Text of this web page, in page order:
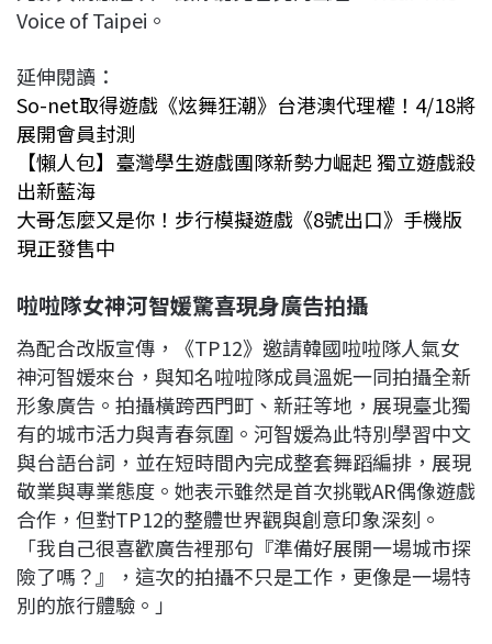
Voice of Taipei。
延伸閱讀：
So-net取得遊戲《炫舞狂潮》台港澳代理權！4/18將
展開會員封測
【懶人包】臺灣學生遊戲團隊新勢力崛起 獨立遊戲殺
出新藍海
大哥怎麼又是你！步行模擬遊戲《8號出口》手機版
現正發售中
啦啦隊女神河智媛驚喜現身廣告拍攝
為配合改版宣傳，《TP12》邀請韓國啦啦隊人氣女
神河智媛來台，與知名啦啦隊成員溫妮一同拍攝全新
形象廣告。拍攝橫跨西門町、新莊等地，展現臺北獨
有的城市活力與青春氛圍。河智媛為此特別學習中文
與台語台詞，並在短時間內完成整套舞蹈編排，展現
敬業與專業態度。她表示雖然是首次挑戰AR偶像遊戲
合作，但對TP12的整體世界觀與創意印象深刻。
「我自己很喜歡廣告裡那句『準備好展開一場城市探
險了嗎？』，這次的拍攝不只是工作，更像是一場特
別的旅行體驗。」